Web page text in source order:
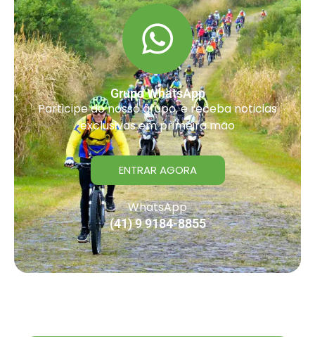
Grupo WhatsApp
Participe do nosso grupo, e receba noticias
exclusivas em primeira mão
ENTRAR AGORA
WhatsApp
(41) 9 9184-8855